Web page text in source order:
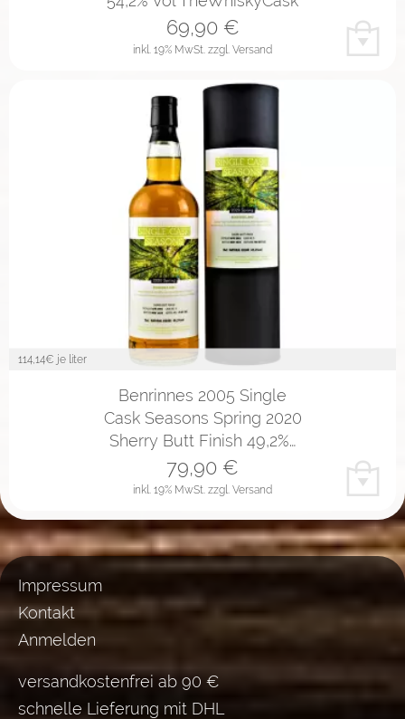
inkl. 19% MwSt. zzgl. Versand
69,90€
114,14€ je liter
Benrinnes 2005 Single
Cask Seasons Spring 2020
Sherry Butt Finish 49,2%…
inkl. 19% MwSt. zzgl. Versand
79,90 €
Impressum
Kontakt
Anmelden
versandkostenfrei ab 90 €
schnelle Lieferung mit DHL